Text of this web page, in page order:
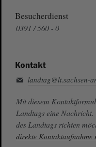
Besucherdienst
0391 / 560 - 0
Kontakt
landtag@lt.sachsen-
Mit diesem
Landtags eine
des Landtags richten
direkte Kontaktaufnahme